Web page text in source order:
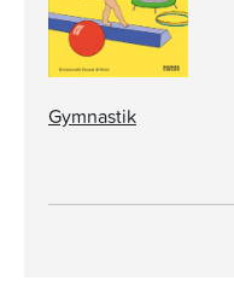
Gymnastik